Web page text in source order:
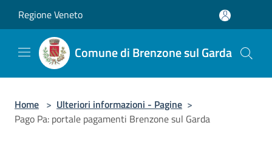
Regione Veneto
Comune di Brenzone sul Garda
Home > Ulteriori informazioni - Pagine >
Pago Pa: portale pagamenti Brenzone sul Garda